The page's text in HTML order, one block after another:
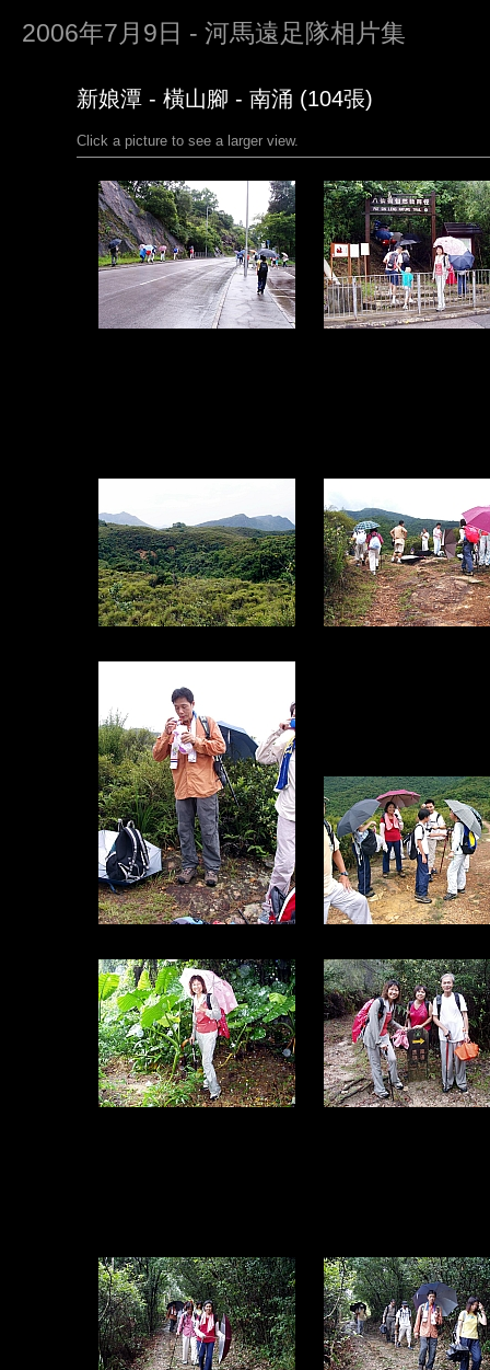
2006年7月9日 - 河馬遠足隊相片集
新娘潭 - 橫山腳 - 南涌 (104張)
Click a picture to see a larger view.